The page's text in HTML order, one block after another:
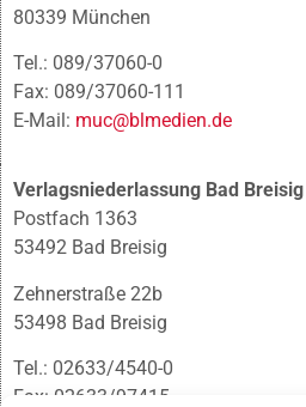
80339 München
Tel.: 089/37060-0
Fax: 089/37060-111
E-Mail: muc@blmedien.de
Verlagsniederlassung Bad Breisig
Postfach 1363
53492 Bad Breisig
Zehnerstraße 22b
53498 Bad Breisig
Tel.: 02633/4540-0
Fax: 02633/97415